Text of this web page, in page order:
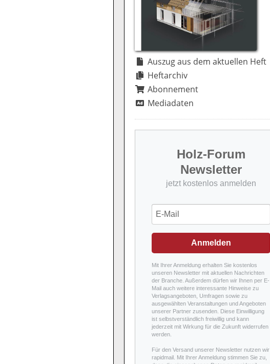
Auszug aus dem aktuellen Heft
Heftarchiv
Abonnement
Mediadaten
Holz-Forum
Newsletter
jetzt kostenlos anmelden
Anmelden
Mit Ihrer Anmeldung erhalten Sie kostenlos
unseren Newsletter mit aktuellen Nachrichten
der Branche. Außerdem dürfen wir Ihnen per E-
Mail auch weitere interessante Hinweise zu
Verlagsangeboten, Umfragen sowie zu
ausgewählten Veranstaltungen und Angeboten
unserer Partner zusenden. Diese Einwilligung
ist selbstverständlich freiwillig und kann
jederzeit mit Wirkung für die Zukunft widerrufen
werden.
Für den Versand unserer Newsletter nutzen wir
rapidmail. Mit Ihrer Anmeldung stimmen Sie zu,